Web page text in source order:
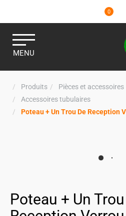
0
MENU
Produits Pièces et accessoires
Accessoires tubulaires
Poteau + Un Trou De Reception
Poteau + Un